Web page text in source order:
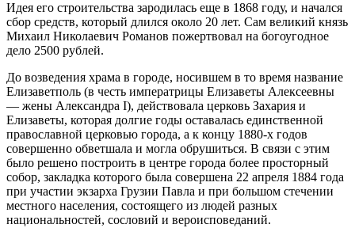
Идея его строительства зародилась еще в 1868 году, и начался
сбор средств, который длился около 20 лет. Сам великий князь
Михаил Николаевич Романов пожертвовал на богоугодное
дело 2500 рублей.
До возведения храма в городе, носившем в то время название
Елизаветполь (в честь императрицы Елизаветы Алексеевны
— жены Александра I), действовала церковь Захария и
Елизаветы, которая долгие годы оставалась единственной
православной церковью города, а к концу 1880-х годов
совершенно обветшала и могла обрушиться. В связи с этим
было решено построить в центре города более просторный
собор, закладка которого была совершена 22 апреля 1884 года
при участии экзарха Грузии Павла и при большом стечении
местного населения, состоящего из людей разных
национальностей, сословий и вероисповеданий.